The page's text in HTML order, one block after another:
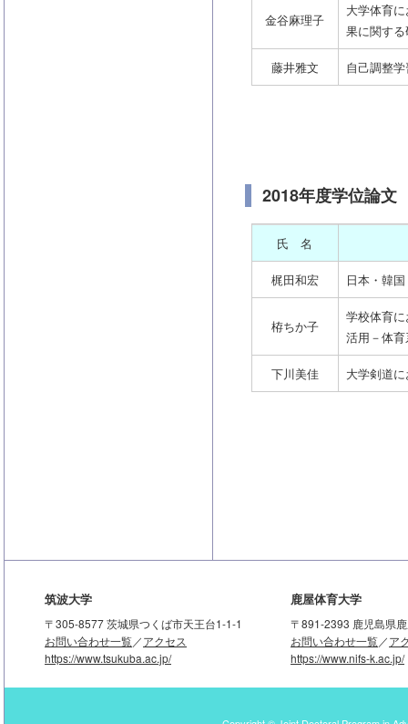
金谷麻理子
大学体育
果に関す
藤井雅文 自己調整
2018年度学位論文
氏 名
梶田和宏 日本・韓
栫ちか子
学校体育
活用－体
下川美佳 大学剣道
筑波大学
〒305-8577 茨城県つくば市天王台1-1-1
お問い合わせ一覧／アクセス
https://www.tsukuba.ac.jp/
鹿屋体育大学
〒891-2393 鹿児島県
お問い合わせ一覧／ア
https://www.nifs-k.ac.jp/